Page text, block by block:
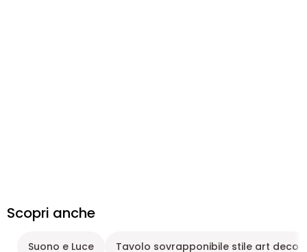
Scopri anche
Suono e Luce Tavolo sovrapponibile stile art deco